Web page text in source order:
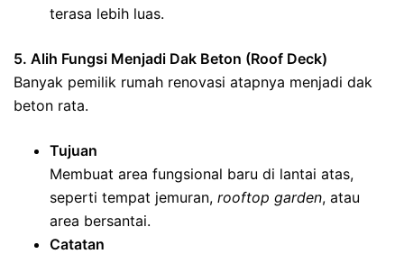
terasa lebih luas.
5. Alih Fungsi Menjadi Dak Beton (Roof Deck)
Banyak pemilik rumah renovasi atapnya menjadi dak
beton rata.
Tujuan
Membuat area fungsional baru di lantai atas,
seperti tempat jemuran, rooftop garden, atau
area bersantai.
Catatan